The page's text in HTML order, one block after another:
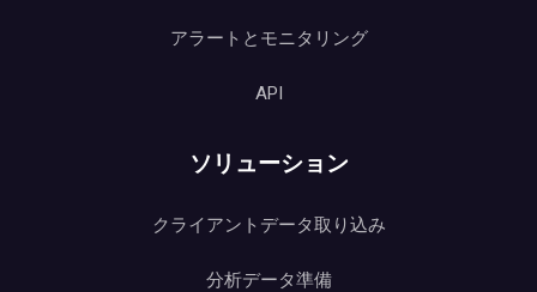
アラートとモニタリング
API
ソリューション
クライアントデータ取り込み
分析データ準備